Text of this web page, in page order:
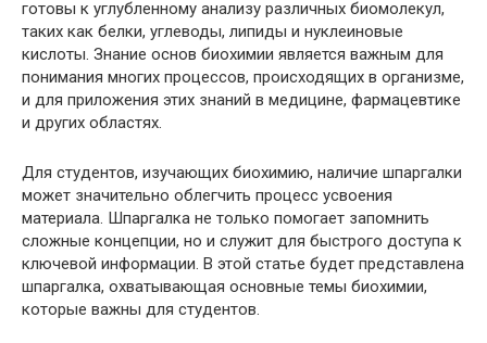
готовы к углубленному анализу различных биомолекул,
таких как белки, углеводы, липиды и нуклеиновые
кислоты. Знание основ биохимии является важным для
понимания многих процессов, происходящих в организме,
и для приложения этих знаний в медицине, фармацевтике
и других областях.
Для студентов, изучающих биохимию, наличие шпаргалки
может значительно облегчить процесс усвоения
материала. Шпаргалка не только помогает запомнить
сложные концепции, но и служит для быстрого доступа к
ключевой информации. В этой статье будет представлена
шпаргалка, охватывающая основные темы биохимии,
которые важны для студентов.